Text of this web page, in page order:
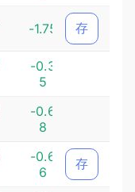
-1.75 -1.07
存
-0.3
5
-0.6
8
-0.6
6
-1.13
存